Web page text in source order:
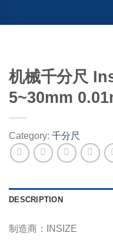
机械千分尺
5~30mm
Category: 千分尺
DESCRIPTION
制造商：INSIZE